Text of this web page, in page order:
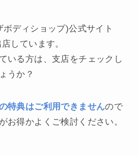
ディショップ)公式サイト
しています。
いる方は、支店をチェックし
うか？
特典はご利用できませんので
お得かよくご検討ください。